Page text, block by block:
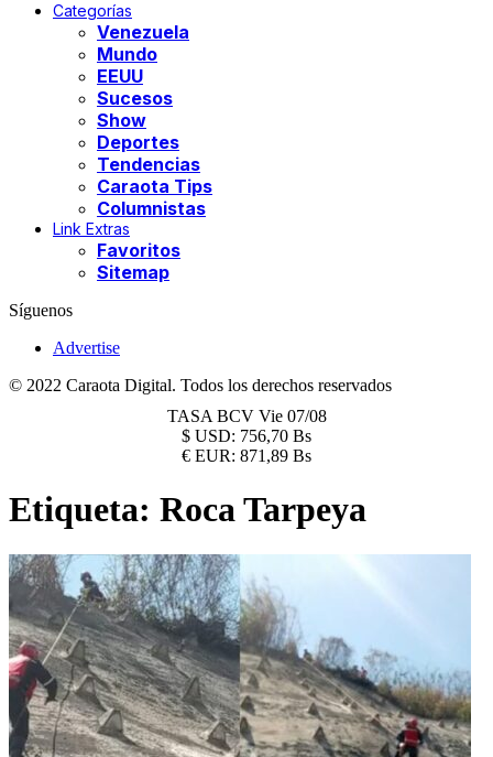
Categorías
Venezuela
Mundo
EEUU
Sucesos
Show
Deportes
Tendencias
Caraota Tips
Columnistas
Link Extras
Favoritos
Sitemap
Síguenos
Advertise
© 2022 Caraota Digital. Todos los derechos reservados
TASA BCV Vie 07/08
$ USD: 756,70 Bs
€ EUR: 871,89 Bs
Etiqueta: Roca Tarpeya